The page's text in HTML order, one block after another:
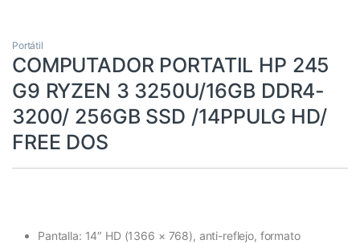
Portátil
COMPUTADOR PORTATIL HP 245
G9 RYZEN 3 3250U/16GB DDR4-
3200/ 256GB SSD /14PPULG HD/
FREE DOS
Pantalla: 14″ HD (1366 × 768), anti-reflejo, formato